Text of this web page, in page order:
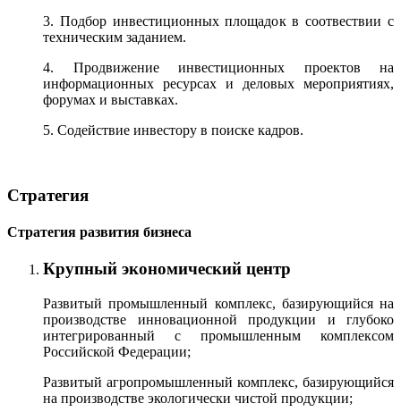
3. Подбор инвестиционных площадок в соотвествии с
техническим заданием.
4. Продвижение инвестиционных проектов на
информационных ресурсах и деловых мероприятиях,
форумах и выставках.
5. Содействие инвестору в поиске кадров.
Стратегия
Стратегия развития бизнеса
Крупный экономический центр
Развитый промышленный комплекс, базирующийся на
производстве инновационной продукции и глубоко
интегрированный с промышленным комплексом
Российской Федерации;
Развитый агропромышленный комплекс, базирующийся
на производстве экологически чистой продукции;